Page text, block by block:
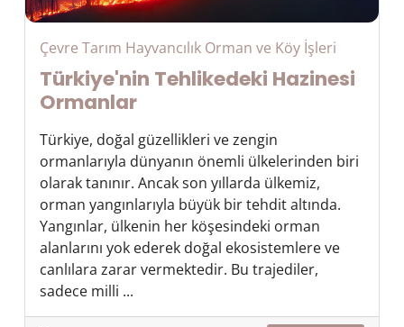
Çevre Tarım Hayvancılık Orman ve Köy İşleri
Türkiye'nin Tehlikedeki Hazinesi
Ormanlar
Türkiye, doğal güzellikleri ve zengin
ormanlarıyla dünyanın önemli ülkelerinden biri
olarak tanınır. Ancak son yıllarda ülkemiz,
orman yangınlarıyla büyük bir tehdit altında.
Yangınlar, ülkenin her köşesindeki orman
alanlarını yok ederek doğal ekosistemlere ve
canlılara zarar vermektedir. Bu trajediler,
sadece milli ...